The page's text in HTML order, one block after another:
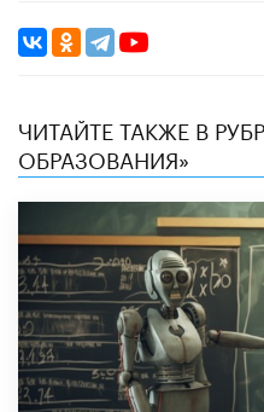
ЧИТАЙТЕ ТАКЖЕ В
ОБРАЗОВАНИЯ»